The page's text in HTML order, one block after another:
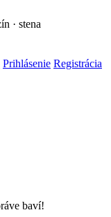
· stena
Prihlásenie Registrácia
baví!